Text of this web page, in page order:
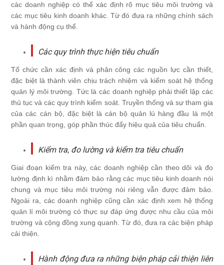
các doanh nghiệp có thể xác định rõ mục tiêu môi trường và
các mục tiêu kinh doanh khác. Từ đó đưa ra những chính sách
và hành động cụ thể.
Các quy trình thực hiện tiêu chuẩn
Tổ chức cần xác định và phân công các nguồn lực cần thiết,
đặc biệt là thành viên chịu trách nhiệm và kiểm soát hệ thống
quản lý môi trường. Tức là các doanh nghiệp phải thiết lập các
thủ tục và các quy trình kiểm soát. Truyền thống và sự tham gia
của các cán bộ, đặc biệt là cán bộ quản lú hàng đầu là một
phần quan trọng, góp phần thúc đẩy hiệu quả của tiêu chuẩn.
Kiểm tra, đo lường và kiểm tra tiêu chuẩn
Giai đoạn kiểm tra này, các doanh nghiệp cần theo dõi và đo
lường định kì nhằm đảm bảo rằng các mục tiêu kinh doanh nói
chung và mục tiêu môi trường nói riêng vẫn được đảm bảo.
Ngoài ra, các doanh nghiệp cũng cần xác định xem hệ thống
quản lí môi trường có thực sự đáp ứng được nhu cầu của môi
trường và cộng đồng xung quanh. Từ đó, đưa ra các biện pháp
cải thiện.
Hành động đưa ra những biện pháp cải thiện liên